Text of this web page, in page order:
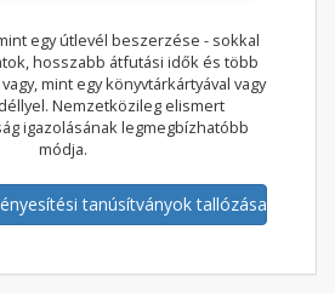
egy útlevél beszerzése - sokkal
hosszabb átfutási idők és több
mint egy könyvtárkártyával vagy
Nemzetközileg elismert
igazolásának legmegbízhatóbb
módja.
tanúsítványok tallózása